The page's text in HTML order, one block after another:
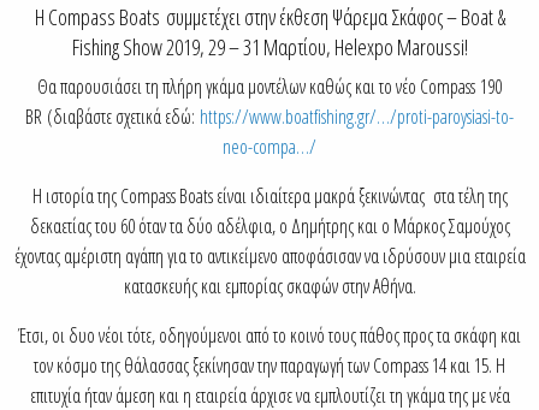
Η Compass Boats συμμετέχει στην έκθεση Ψάρεμα Σκάφος – Boat &
Fishing Show 2019, 29 – 31 Μαρτίου, Helexpo Maroussi!
Θα παρουσιάσει τη πλήρη γκάμα μοντέλων καθώς και το νέο Compass 190
BR (διαβάστε σχετικά εδώ: https://www.boatfishing.gr/…/proti-paroysiasi-to-
neo-compa…/
Η ιστορία της Compass Boats είναι ιδιαίτερα μακρά ξεκινώντας στα τέλη της
δεκαετίας του 60 όταν τα δύο αδέλφια, ο Δημήτρης και ο Μάρκος Σαμούχος
έχοντας αμέριστη αγάπη για το αντικείμενο αποφάσισαν να ιδρύσουν μια εταιρεία
κατασκευής και εμπορίας σκαφών στην Αθήνα.
Έτσι, οι δυο νέοι τότε, οδηγούμενοι από το κοινό τους πάθος προς τα σκάφη και
τον κόσμο της θάλασσας ξεκίνησαν την παραγωγή των Compass 14 και 15. Η
επιτυχία ήταν άμεση και η εταιρεία άρχισε να εμπλουτίζει τη γκάμα της με νέα